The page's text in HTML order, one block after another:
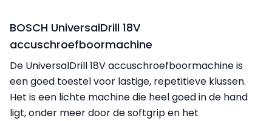
BOSCH UniversalDrill 18V
accuschroefboormachine
De UniversalDrill 18V accuschroefboormachine is
een goed toestel voor lastige, repetitieve klussen.
Het is een lichte machine die heel goed in de hand
ligt, onder meer door de softgrip en het